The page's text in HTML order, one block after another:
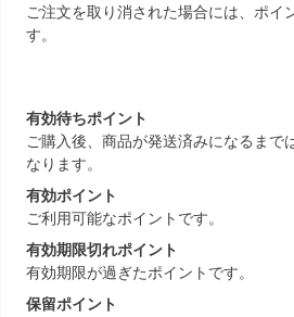
ご注文を取り消された場合には、ポイ
す。
有効待ちポイント
ご購入後、商品が発送済みになるまで
なります。
有効ポイント
ご利用可能なポイントです。
有効期限切れポイント
有効期限が過ぎたポイントです。
保留ポイント